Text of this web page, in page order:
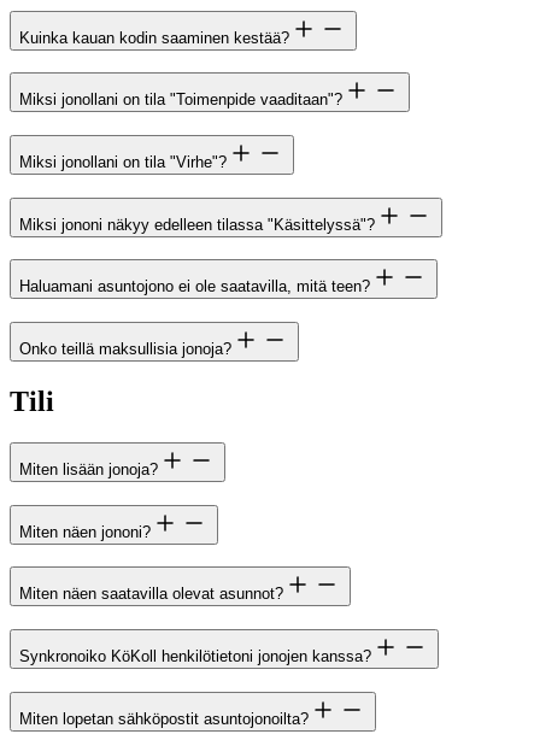
Kuinka kauan kodin saaminen kestää?
Miksi jonollani on tila "Toimenpide vaaditaan"?
Miksi jonollani on tila "Virhe"?
Miksi jononi näkyy edelleen tilassa "Käsittelyssä"?
Haluamani asuntojono ei ole saatavilla, mitä teen?
Onko teillä maksullisia jonoja?
Tili
Miten lisään jonoja?
Miten näen jononi?
Miten näen saatavilla olevat asunnot?
Synkronoiko KöKoll henkilötietoni jonojen kanssa?
Miten lopetan sähköpostit asuntojonoilta?